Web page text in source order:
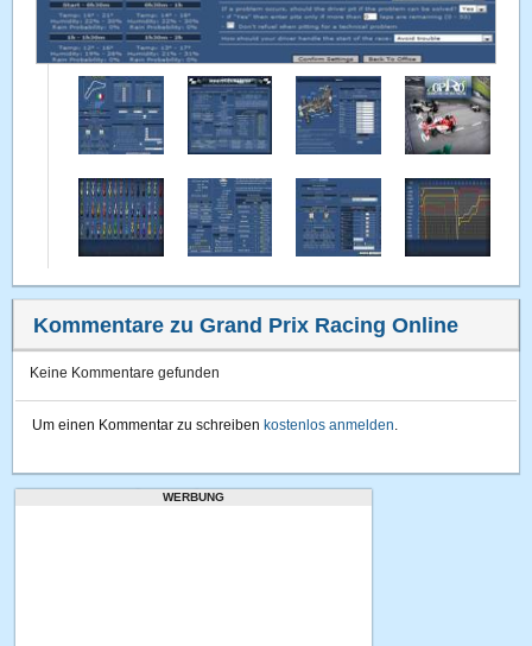
Kommentare zu Grand Prix Racing Online
Keine Kommentare gefunden
Um einen Kommentar zu schreiben kostenlos anmelden.
WERBUNG